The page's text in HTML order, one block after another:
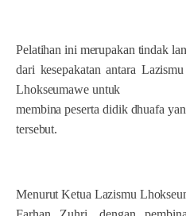
Pelatihan ini merupakan tindak
dari kesepakatan antara
Lhokseumawe untuk
membina peserta didik dhuafa
tersebut.
Menurut Ketua Lazismu